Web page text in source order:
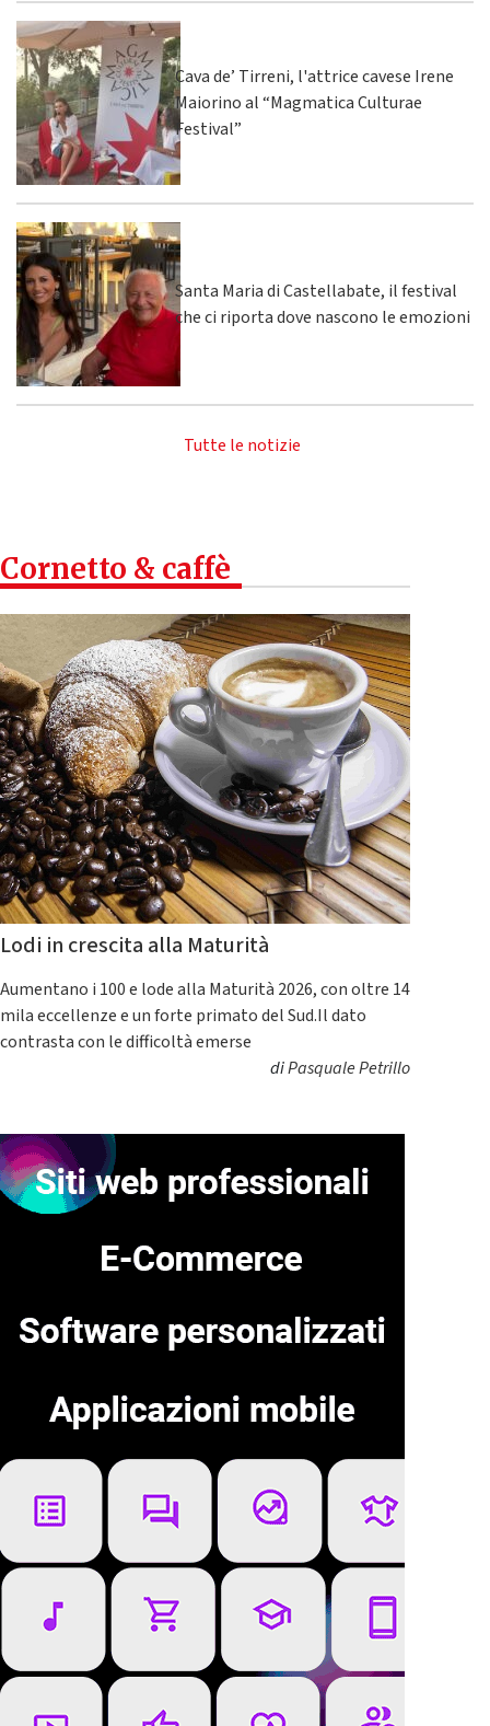
Cava de’ Tirreni, l'attrice cavese Irene
Maiorino al “Magmatica Culturae
Festival”
Santa Maria di Castellabate, il festival
che ci riporta dove nascono le emozioni
Tutte le notizie
Cornetto & caffè
Lodi in crescita alla Maturità
Aumentano i 100 e lode alla Maturità 2026, con oltre 14
mila eccellenze e un forte primato del Sud.Il dato
contrasta con le difficoltà emerse
diPasquale Petrillo